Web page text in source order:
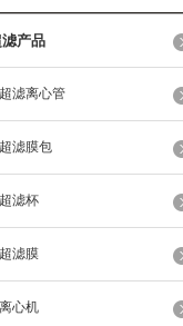
产品
超滤离心管
超滤膜包
超滤杯
超滤膜
离心机